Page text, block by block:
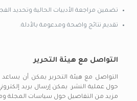
تضمين مراجعة الأدبيات الحالية وتحديد
تقديم نتائج واضحة ومدعومة بالأدلة.
التواصل مع هيئة التحرير
التواصل مع هيئة التحرير يمكن أن
حول عملية النشر. يمكن إرسال بريد
مزيد من التفاصيل حول سياسات المجلة